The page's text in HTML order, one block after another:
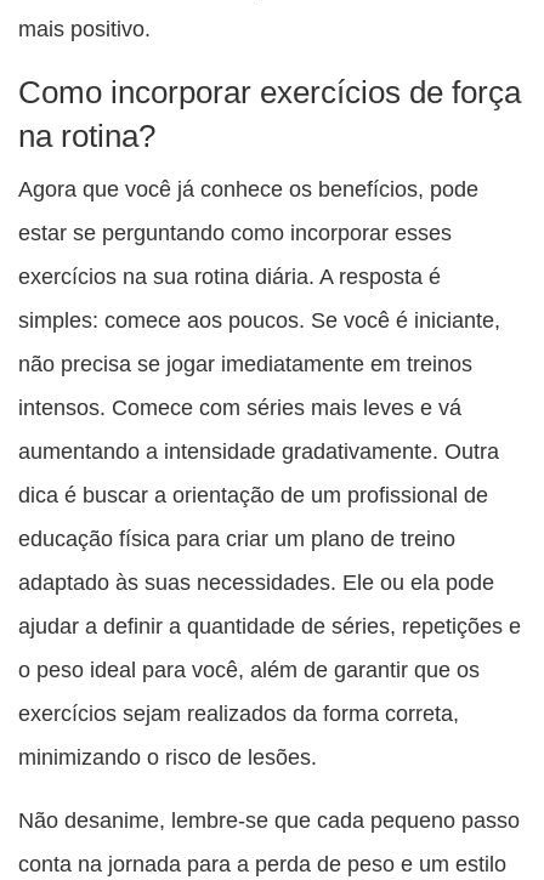
mais positivo.
Como incorporar exercícios de força
na rotina?
Agora que você já conhece os benefícios, pode
estar se perguntando como incorporar esses
exercícios na sua rotina diária. A resposta é
simples: comece aos poucos. Se você é iniciante,
não precisa se jogar imediatamente em treinos
intensos. Comece com séries mais leves e vá
aumentando a intensidade gradativamente. Outra
dica é buscar a orientação de um profissional de
educação física para criar um plano de treino
adaptado às suas necessidades. Ele ou ela pode
ajudar a definir a quantidade de séries, repetições e
o peso ideal para você, além de garantir que os
exercícios sejam realizados da forma correta,
minimizando o risco de lesões.
Não desanime, lembre-se que cada pequeno passo
conta na jornada para a perda de peso e um estilo